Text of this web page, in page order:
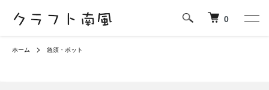
0
ホーム 急須・ポット